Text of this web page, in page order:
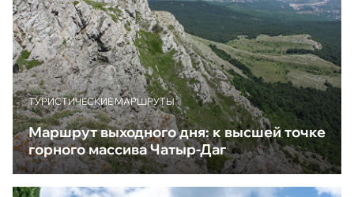
ТУРИСТИЧЕСКИЕ МАРШРУТЫ
Маршрут выходного дня: к высшей точке
горного массива Чатыр-Даг